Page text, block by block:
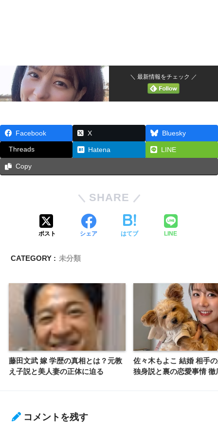
＼ 最新情報をチェック ／
Facebook X Bluesky
Threads Hatena LINE
Copy
SHARE
ポスト シェア はてブ LINE
CATEGORY : 未分類
藤田文武 嫁 学歴の真相とは？元教
え子説と美人妻の正体に迫る
佐々木もよこ 結婚 相手
独身説と裏の恋愛事情 徹
コメントを残す